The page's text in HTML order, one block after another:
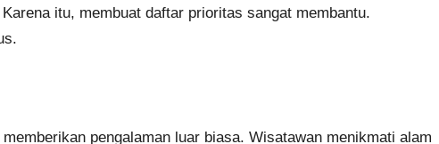
itu, membuat daftar prioritas sangat membantu.
pengalaman luar biasa. Wisatawan menikmati alam